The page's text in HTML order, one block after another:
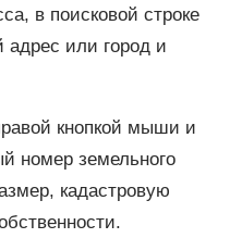
в поисковой строке
адрес или город и
кнопкой мыши и
номер земельного
кадастровую